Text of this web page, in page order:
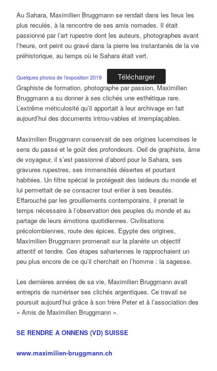
Au Sahara, Maximilien Bruggmann se rendait dans les lieux les
plus reculés, à la rencontre de ses amis nomades. Il était
passionné par l’art rupestre dont les auteurs, photographes avant
l’heure, ont peint ou gravé dans la pierre les instantanés de la vie
préhistorique, au temps où le Sahara était vert.
Quelques photos de l’exposition 2019 Télécharger
Graphiste de formation, photographe par passion, Maximilien
Bruggmann a su donner à ses clichés une esthétique rare.
L’extrême méticulosité qu’il apportait à leur archivage en fait
aujourd’hui des documents introu-vables et irremplaçables.
Maximilien Bruggmann conservait de ses origines lucernoises le
sens du passé et le goût des profondeurs. Oeil de graphiste, âme
de voyageur, il s’est passionné d’abord pour le Sahara, ses
gravures rupestres, ses immensités désertes et pourtant
habitées. Un filtre spécial le protégeait des laideurs du monde et
lui permettait de se consacrer tout entier à ses beautés.
Effarouché par les grouillements contemporains, il prenait le
temps nécessaire à l’observation des peuples du monde et au
partage de leurs émotions quotidiennes. Civilisations
précolombiennes, route des épices, Egypte des origines,
Maximilien Bruggmann promenait sur la planète un objectif
attentif et tendre. Ces étapes sahariennes le rapprochaient un
peu plus encore de ce qu’il cherchait en l’homme : la sagesse.
Les dernières années de sa vie, Maximilien Bruggmann avait
entrepris de numériser ses clichés argentiques. Ce travail se
poursuit aujourd’hui grâce à son frère Peter et à l’association des
« Amis de Maximilien Bruggmann ».
SE RENDRE A ONNENS (VD) SUISSE
www.maximilien-bruggmann.ch